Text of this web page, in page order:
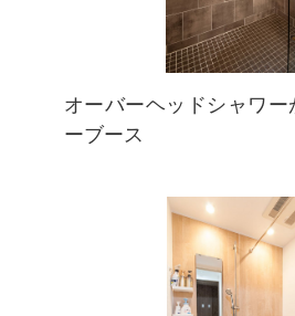
オーバーヘッドシャワー
ーブース